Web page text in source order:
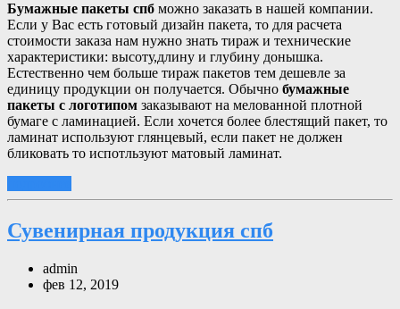
Бумажные пакеты спб можно заказать в нашей компании.
Если у Вас есть готовый дизайн пакета, то для расчета
стоимости заказа нам нужно знать тираж и технические
характеристики: высоту,длину и глубину донышка.
Естественно чем больше тираж пакетов тем дешевле за
единицу продукции он получается. Обычно бумажные
пакеты с логотипом заказывают на мелованной плотной
бумаге с ламинацией. Если хочется более блестящий пакет, то
ламинат используют глянцевый, если пакет не должен
бликовать то испотльзуют матовый ламинат.
Сувенирная продукция спб
admin
фев 12, 2019